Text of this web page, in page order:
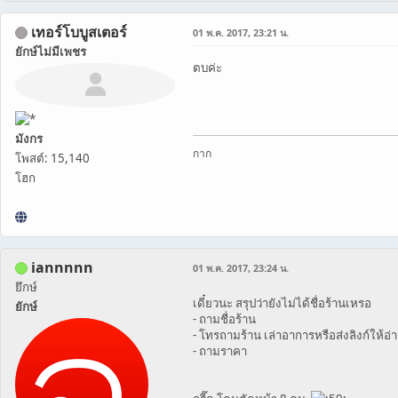
เทอร์โบบูสเตอร์
ยักษ์ไม่มีเพชร
มังกร
โพสต์: 15,140
โฮก
01 พ.ค. 2017, 23:21 น.
ตบค่ะ
กาก
iannnnn
ยึกษ์
ยักษ์
01 พ.ค. 2017, 23:24 น.
เดี๋ยวนะ สรุปว่ายังไม่ได้ชื่อร้านเหรอ
- ถามชื่อร้าน
- โทรถามร้าน เล่าอาการหรือส่งลิงก์ให้อ่
- ถามราคา